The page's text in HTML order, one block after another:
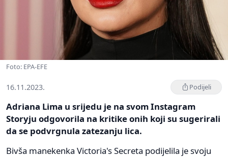
Foto: EPA-EFE
16.11.2023. Podijeli
Adriana Lima u srijedu je na svom Instagram
Storyju odgovorila na kritike onih koji su sugerirali
da se podvrgnula zatezanju lica.
Bivša manekenka Victoria's Secreta podijelila je svoju